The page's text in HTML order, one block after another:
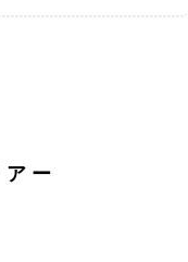
ー